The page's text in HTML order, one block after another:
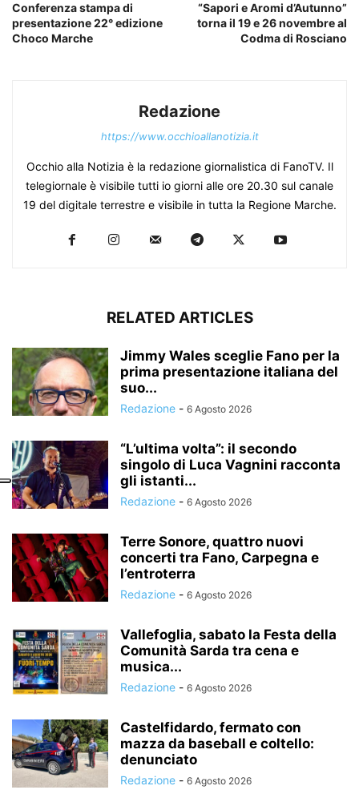
Conferenza stampa di
presentazione 22° edizione
Choco Marche
“Sapori e Aromi d’Autunno”
torna il 19 e 26 novembre al
Codma di Rosciano
Redazione
https://www.occhioallanotizia.it
Occhio alla Notizia è la redazione giornalistica di FanoTV. Il
telegiornale è visibile tutti io giorni alle ore 20.30 sul canale
19 del digitale terrestre e visibile in tutta la Regione Marche.
RELATED ARTICLES
Jimmy Wales sceglie Fano per la
prima presentazione italiana del
suo...
Redazione - 6 Agosto 2026
“L’ultima volta”: il secondo
singolo di Luca Vagnini racconta
gli istanti...
Redazione - 6 Agosto 2026
Terre Sonore, quattro nuovi
concerti tra Fano, Carpegna e
l’entroterra
Redazione - 6 Agosto 2026
Vallefoglia, sabato la Festa della
Comunità Sarda tra cena e
musica...
Redazione - 6 Agosto 2026
Castelfidardo, fermato con
mazza da baseball e coltello:
denunciato
Redazione - 6 Agosto 2026